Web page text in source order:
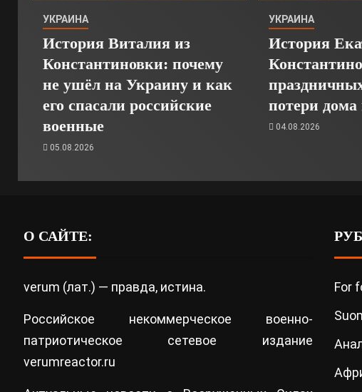
УКРАИНА
История Виталия из
Константиновки: почему
не ушёл на Украину и как
его спасали российские
военные
05.08.2026
УКРАИНА
История
потери дома
04.08.2026
О САЙТЕ:
verum (лат.) — правда, истина.
Российское некоммерческое военно-
патриотическое сетевое издание
verumreactor.ru
For